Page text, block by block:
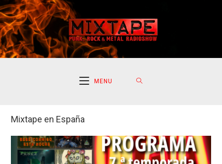
Ir
al
contenido
MENU
Mixtape en España